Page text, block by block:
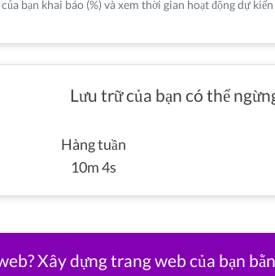
bạn khai báo (%) và xem thời gian hoạt động dự
Lưu trữ của bạn có thể
Hàng tuần
10m 4s
Xây dựng trang web của bạn